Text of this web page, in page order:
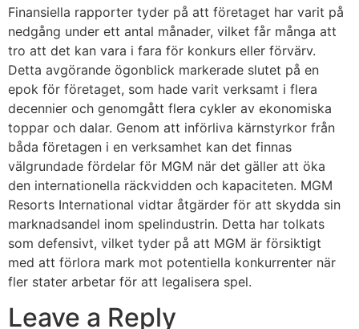
Finansiella rapporter tyder på att företaget har varit på
nedgång under ett antal månader, vilket får många att
tro att det kan vara i fara för konkurs eller förvärv.
Detta avgörande ögonblick markerade slutet på en
epok för företaget, som hade varit verksamt i flera
decennier och genomgått flera cykler av ekonomiska
toppar och dalar. Genom att införliva kärnstyrkor från
båda företagen i en verksamhet kan det finnas
välgrundade fördelar för MGM när det gäller att öka
den internationella räckvidden och kapaciteten. MGM
Resorts International vidtar åtgärder för att skydda sin
marknadsandel inom spelindustrin. Detta har tolkats
som defensivt, vilket tyder på att MGM är försiktigt
med att förlora mark mot potentiella konkurrenter när
fler stater arbetar för att legalisera spel.
Leave a Reply